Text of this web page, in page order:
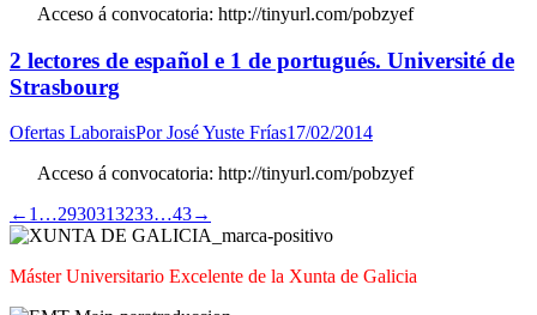
Acceso á convocatoria: http://tinyurl.com/pobzyef
2 lectores de español e 1 de portugués. Université de
Strasbourg
Ofertas LaboraisPorJosé Yuste Frías17/02/2014
Acceso á convocatoria: http://tinyurl.com/pobzyef
← 1 …2930313233…43→
Máster Universitario Excelente de la Xunta de Galicia